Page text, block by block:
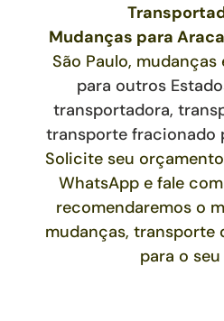
Mudanças para
São Paulo, mudanças
para outros
transportadora,
transporte fracionado
Solicite seu
WhatsApp e fale
recomendaremos o
mudanças, transporte
para o